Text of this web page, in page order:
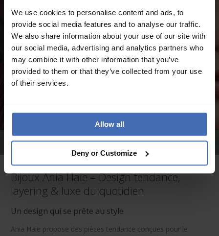
We use cookies to personalise content and ads, to
provide social media features and to analyse our traffic.
We also share information about your use of our site with
our social media, advertising and analytics partners who
may combine it with other information that you’ve
provided to them or that they’ve collected from your use
of their services.
Allow all
Deny or Customize
Boucles d'oreille Ania Haie
Bijoux Ania Haie – Design tendance,
layering & luxe du quotidien
Un design qui se prête au style
Ania Haie propose des pièces tendance conçues pour le